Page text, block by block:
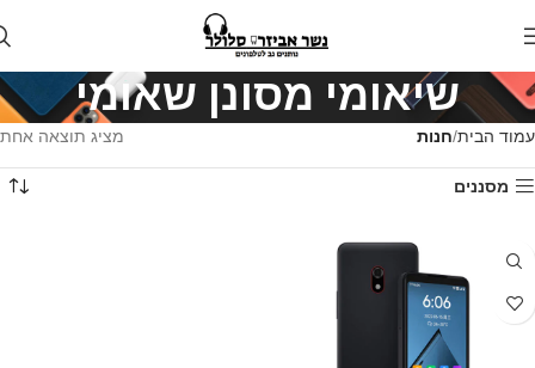
שיאומי מסונן שאומי
עמוד הבית חנות מציג תוצאה אחת
מסננים